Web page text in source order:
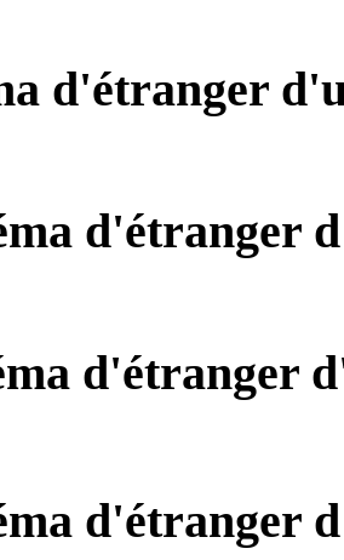
d'étranger
d'étranger
d'étranger
d'étranger